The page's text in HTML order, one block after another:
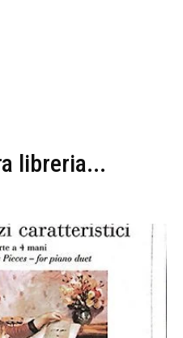
libreria...